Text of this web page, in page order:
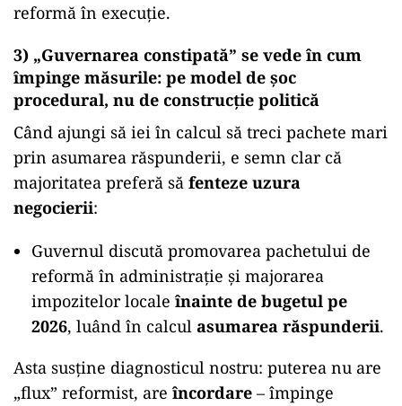
reformă în execuție.
3) „Guvernarea constipată” se vede în cum
împinge măsurile: pe model de șoc
procedural, nu de construcție politică
Când ajungi să iei în calcul să treci pachete mari
prin asumarea răspunderii, e semn clar că
majoritatea preferă să fenteze uzura
negocierii:
Guvernul discută promovarea pachetului de
reformă în administrație și majorarea
impozitelor locale înainte de bugetul pe
2026, luând în calcul asumarea răspunderii.
Asta susține diagnosticul nostru: puterea nu are
„flux” reformist, are încordare – împinge